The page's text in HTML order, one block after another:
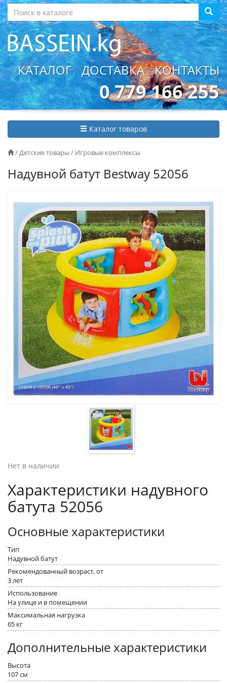
КАТАЛОГ ДОСТАВКА КОНТАКТЫ
0 779 166 255
Каталог товаров
/Детские товары / Игровые комплексы
Надувной батут Bestway 52056
Нет в наличии
Характеристики надувного
батута 52056
Основные характеристики
Тип
Надувной батут
Рекомендованный возраст, от
3 лет
Использование
На улице и в помещении
Максимальная нагрузка
65 кг
Дополнительные характеристики
Высота
107 см